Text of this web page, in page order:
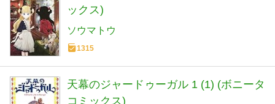
ックス)
ソウマトウ
1315
天幕のジャードゥーガル 1 (1) (ボニータ
コミックス)